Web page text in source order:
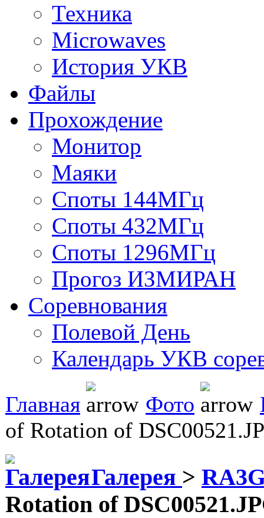
Техника
Microwaves
История УКВ
Файлы
Прохождение
Монитор
Маяки
Споты 144МГц
Споты 432МГц
Споты 1296МГц
Прогоз ИЗМИРАН
Соревнования
Полевой День
Календарь УКВ
Главная Фото
of Rotation of
Галерея >
Rotation of